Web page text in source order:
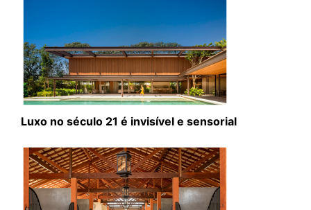
Luxo no século 21 é invisível e sensorial